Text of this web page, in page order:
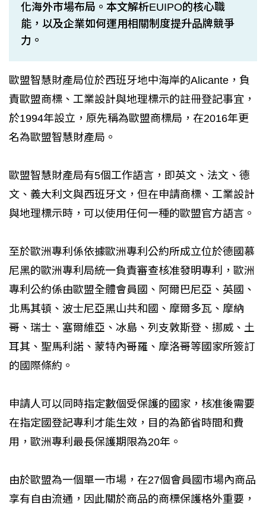
化海外市場布局。本文解析EUIPO的核心職
能，以及企業如何運用相關制度提升品牌競爭
力。
歐盟智慧財產局位於西班牙地中海岸的Alicante，負
責歐盟商標、工業設計與地理標示的註冊登記事宜，
於1994年設立，原先稱為歐盟商標局，在2016年更
名為歐盟智慧財產局。
歐盟智慧財產局有5個工作語言，即英文、法文、德
文、義大利文與西班牙文，但在申請商標、工業設計
與地理標示時，可以使用任何一種的歐盟官方語言。
至於歐洲專利係依據歐洲專利公約所成立位於德國慕
尼黑的歐洲專利局統一負責審查核准發明專利，歐洲
專利公約係由歐盟全體會員國、阿爾巴尼亞、英國、
北馬其頓、波士尼亞黑山共和國、摩爾多瓦、摩納
哥、瑞士、塞爾維亞、冰島、列支敦斯登、挪威、土
耳其、聖馬利諾、蒙特內哥羅、摩洛哥等國家所簽訂
的國際條約。
申請人可以同時指定數個受保護的國家，核准後需要
在指定國登記專利才能生效，目的為節省時間和費
用，歐洲專利最長保護期限為20年。
由於歐盟為一個單一市場，在27個會員國市場內商品
享有自由流通，因此關於商品的商標保護格外重要，